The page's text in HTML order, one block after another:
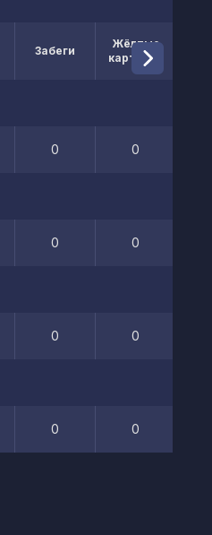
Забеги
Жёлтые
карточки
0 0
0 0
0 0
0 0